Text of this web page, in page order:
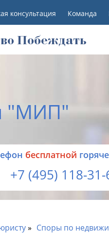
консультация Команда
Побеждать
"МИП"
бесплатной
+7 (495) 118-31-
Споры по